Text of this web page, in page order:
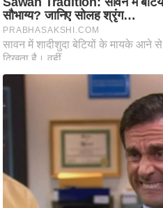
आ
ई
.
क्षा